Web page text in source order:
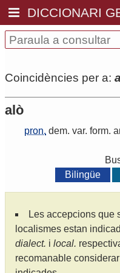
DICCIONARI
Coincidències per a:
alò
pron. dem. var. form.
Bilingüe
Les accepcions que
localismes estan
dialect. i local.
recomanable